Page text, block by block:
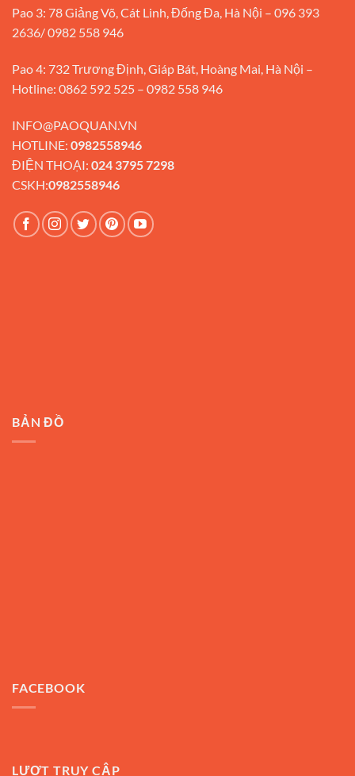
Pao 3: 78 Giảng Võ, Cát Linh, Đống Đa, Hà Nội – 096 393
2636/ 0982 558 946
Pao 4: 732 Trương Định, Giáp Bát, Hoàng Mai, Hà Nội –
Hotline: 0862 592 525 – 0982 558 946
INFO@PAOQUAN.VN
HOTLINE: 0982558946
ĐIỆN THOẠI: 024 3795 7298
CSKH:0982558946
BẢN ĐỒ
FACEBOOK
LƯỢT TRUY CẬP